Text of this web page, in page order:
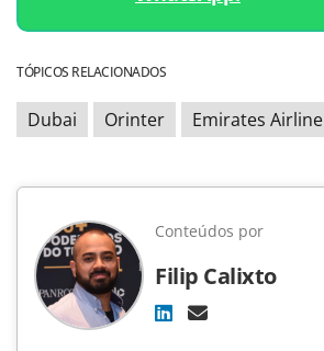
TÓPICOS RELACIONADOS
Dubai Orinter Emirates Airline
Conteúdos por
Filip Calixto